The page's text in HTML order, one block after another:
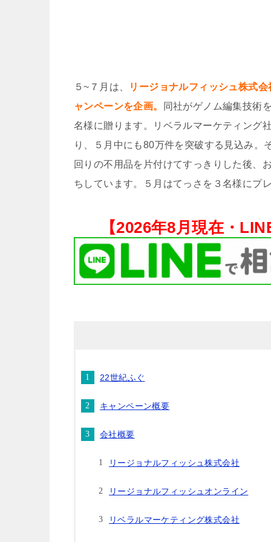
５~７月は、
リージョナルフィッシュ株式
ャンペーンを企画。
同社がゲノム編集技術
名様に贈ります。リベラルマーケティング
り、５⽉中にも80万件を突破する⾒込み。
回りの不⽤品を⽚付けてすっきりした後、
ちしています。５月はてっさを３名様にプ
【2026年8月現在・
22世紀ふぐ
キャンペーン概要
会社概要
リージョナルフィッシュ株式会社
リージョナルフィッシュオンライン
リベラルマーケティング株式会社